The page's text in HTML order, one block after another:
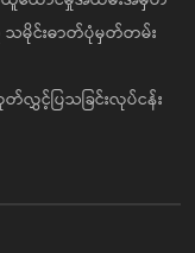
မှု သမိုင်းဓာတ်ပုံမှတ်တမ်း
င့်ပြသခြင်းလုပ်ငန်း